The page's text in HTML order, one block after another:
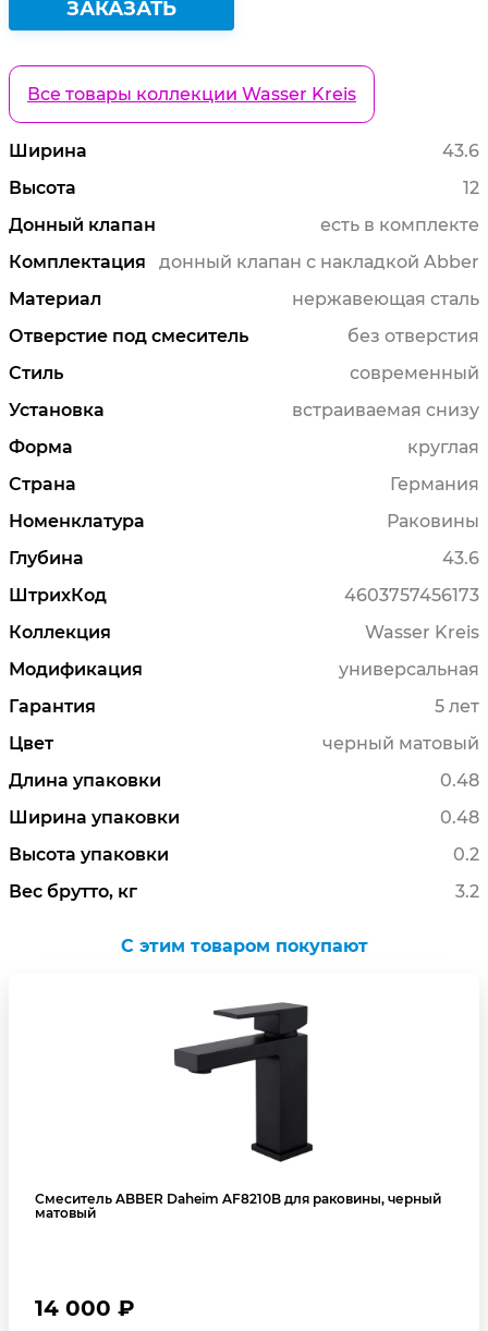
ЗАКАЗАТЬ
Все товары коллекции Wasser Kreis
Ширина
43.6
Высота
12
Донный клапан
есть в комплекте
Комплектация
донный клапан с накладкой Abber
Материал
нержавеющая сталь
Отверстие под смеситель
без отверстия
Стиль
современный
Установка
встраиваемая снизу
Форма
круглая
Страна
Германия
Номенклатура
Раковины
Глубина
43.6
ШтрихКод
4603757456173
Коллекция
Wasser Kreis
Модификация
универсальная
Гарантия
5 лет
Цвет
черный матовый
Длина упаковки
0.48
Ширина упаковки
0.48
Высота упаковки
0.2
Вес брутто, кг
3.2
C этим товаром покупают
Смеситель ABBER Daheim AF8210B для раковины, черный
матовый
14 000 ₽